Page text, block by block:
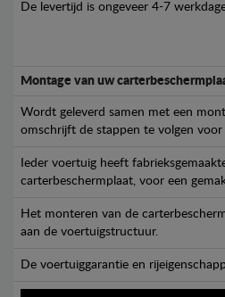
De levertijd is ongeveer 4-7
Montage van uw
Wordt geleverd samen met een
omschrijft de stappen te volgen voor
Ieder voertuig heeft
carterbeschermplaat, voor een
Het monteren van de
aan de voertuigstructuur.
De voertuiggarantie en